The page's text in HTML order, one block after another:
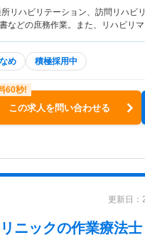
リハビリテーション、訪問リハビ
などの庶務作業。また、リハビリ
め 積極採用中
この求人を問い合わせる
更新日
ニックの作業療法士